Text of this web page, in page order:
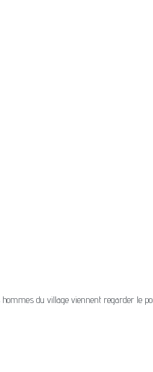
du village viennent regarder le